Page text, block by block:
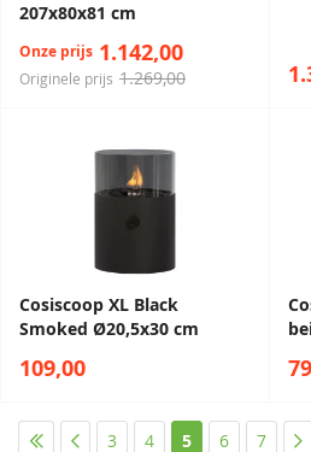
207x80x81 cm
Originele prijs 1.269,00
Onze prijs 1.142,00
Cosiscoop XL Black
Smoked Ø20,5x30 cm
109,00
Pagina
PaginaPaginaPagina
3 Pagina
4 U lees
5 Pagina
6 Pagina
7